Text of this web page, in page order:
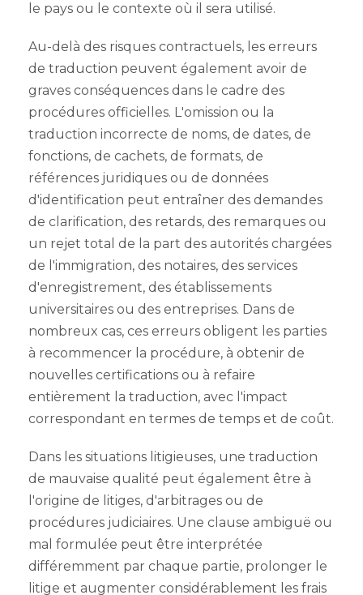
le pays ou le contexte où il sera utilisé.
Au-delà des risques contractuels, les erreurs
de traduction peuvent également avoir de
graves conséquences dans le cadre des
procédures officielles. L'omission ou la
traduction incorrecte de noms, de dates, de
fonctions, de cachets, de formats, de
références juridiques ou de données
d'identification peut entraîner des demandes
de clarification, des retards, des remarques ou
un rejet total de la part des autorités chargées
de l'immigration, des notaires, des services
d'enregistrement, des établissements
universitaires ou des entreprises. Dans de
nombreux cas, ces erreurs obligent les parties
à recommencer la procédure, à obtenir de
nouvelles certifications ou à refaire
entièrement la traduction, avec l'impact
correspondant en termes de temps et de coût.
Dans les situations litigieuses, une traduction
de mauvaise qualité peut également être à
l'origine de litiges, d'arbitrages ou de
procédures judiciaires. Une clause ambiguë ou
mal formulée peut être interprétée
différemment par chaque partie, prolonger le
litige et augmenter considérablement les frais